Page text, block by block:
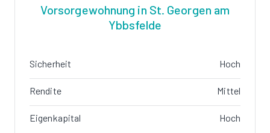
Vorsorgewohnung in St. Georgen am
Ybbsfelde
Sicherheit Hoch
Rendite Mittel
Eigenkapital Hoch